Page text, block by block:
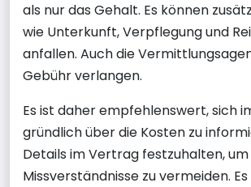
als nur das Gehalt. Es können
wie Unterkunft, Verpflegung und
anfallen. Auch die
Gebühr verlangen.
Es ist daher empfehlenswert, sich
gründlich über die Kosten zu
Details im Vertrag festzuhalten, um
Missverständnisse zu vermeiden.